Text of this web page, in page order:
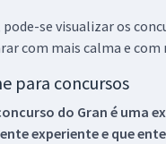
se visualizar os
com mais calma e
para concursos
do Gran é uma
experiente e que